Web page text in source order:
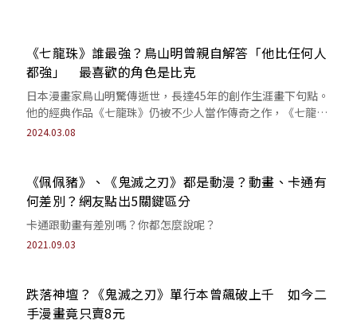
《七龍珠》誰最強？鳥山明曾親自解答「他比任何人
都強」 最喜歡的角色是比克
日本漫畫家鳥山明驚傳逝世，長達45年的創作生涯畫下句點。
他的經典作品《七龍珠》仍被不少人當作傳奇之作，《七龍
珠》的劇情及角色也不斷被網友熱議，曾...
2024.03.08
《佩佩豬》、《鬼滅之刃》都是動漫？動畫、卡通有
何差別？網友點出5關鍵區分
卡通跟動畫有差別嗎？你都怎麼說呢？
2021.09.03
跌落神壇？《鬼滅之刃》單行本曾飆破上千 如今二
手漫畫竟只賣8元